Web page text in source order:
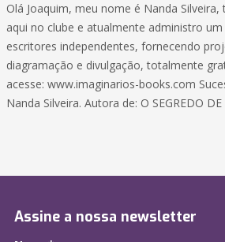
Olá Joaquim, meu nome é Nanda
aqui no clube e atualmente administro
escritores independentes, fornecendo
diagramação e divulgação, totalmente
acesse: www.imaginarios-books.com
Nanda Silveira. Autora de: O SEGREDO
Assine a nossa newsletter